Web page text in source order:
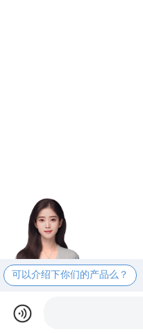
可以介绍下你们的产品么？